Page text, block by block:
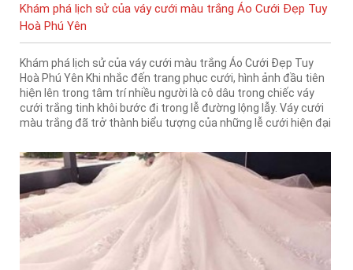
Khám phá lịch sử của váy cưới màu trắng Áo Cưới Đẹp Tuy
Hoà Phú Yên
Khám phá lịch sử của váy cưới màu trắng Áo Cưới Đẹp Tuy
Hoà Phú Yên Khi nhắc đến trang phục cưới, hình ảnh đầu tiên
hiện lên trong tâm trí nhiều người là cô dâu trong chiếc váy
cưới trắng tinh khôi bước đi trong lễ đường lộng lẫy. Váy cưới
màu trắng đã trở thành biểu tượng của những lễ cưới hiện đại